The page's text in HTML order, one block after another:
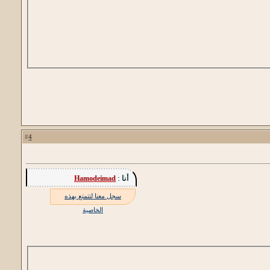
4
أنا :Hamodeimad
سجل معنا لتتمتع بهذه
الخاصية